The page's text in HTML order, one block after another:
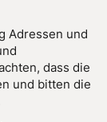
Adressen und
dass die
und bitten die